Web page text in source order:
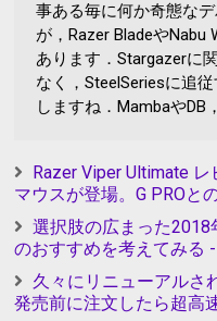
事ある毎に何か奇態な
が，Razer Bladeや
あります．Stargazerに
なく，SteelSeriesに追
しますね．MambaやDB
Razer Viper Ultimate
マウスが登場。G PROと
選択肢の広まった
のおすすめを考えてみる
久々にリニューアルさ
発売前に注文したら超高